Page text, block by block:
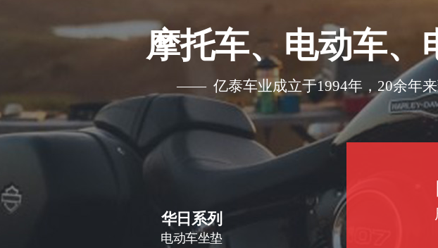
华日系列
电动车坐垫
—— 亿泰车业成立于1994年，20余年
摩托车、电动车、